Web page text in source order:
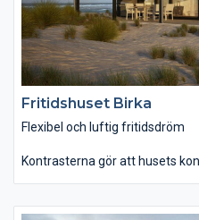
Fritidshuset Birka
Flexibel och luftig fritidsdröm
Kontrasterna gör att husets
har hela 7 sängplatser. Huset